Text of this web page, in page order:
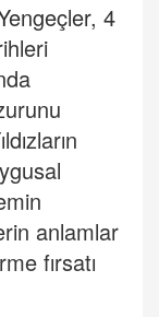
, 4
anlamlar
fırsatı